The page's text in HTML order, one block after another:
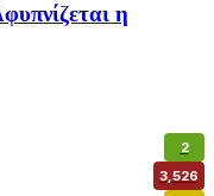
η
2
3,526